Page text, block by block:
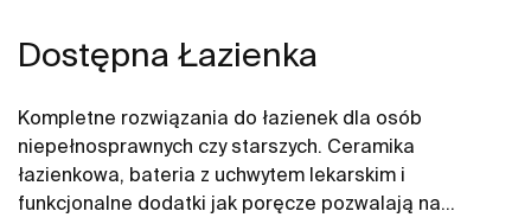
Dostępna Łazienka
Kompletne rozwiązania do łazienek dla osób
niepełnosprawnych czy starszych. Ceramika
łazienkowa, bateria z uchwytem lekarskim i
funkcjonalne dodatki jak poręcze pozwalają na